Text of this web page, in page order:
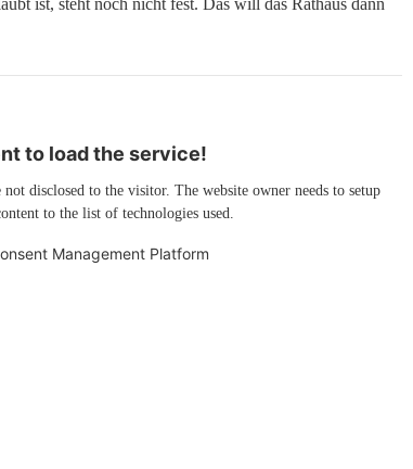
ist, steht noch nicht fest. Das will das Rathaus dann
to load the service!
disclosed to the visitor. The website owner needs to setup
to the list of technologies used.
Management Platform